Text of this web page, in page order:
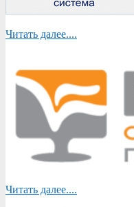
Читать далее....
Читать далее....